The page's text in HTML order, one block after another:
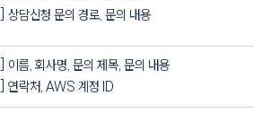
] 상담신청 문의 경로, 문의 내용
이름, 회사명, 문의 제목, 문의 내용
] 연락처, AWS 계정 ID